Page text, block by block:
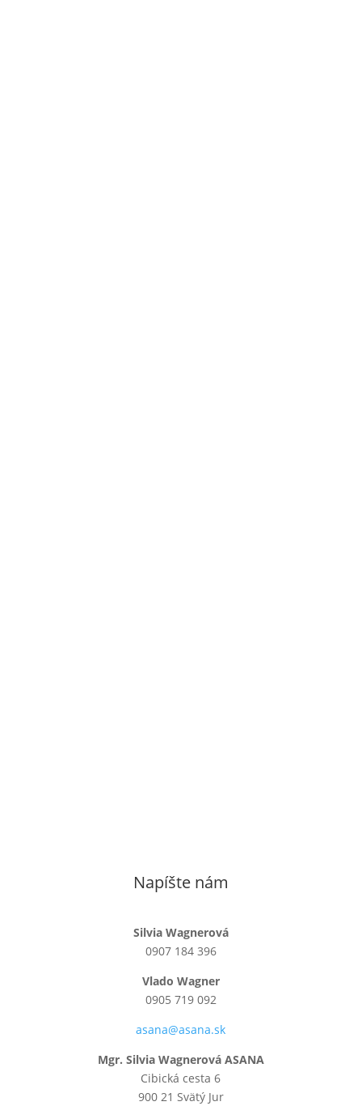
Napíšte nám
Silvia Wagnerová
0907 184 396
Vlado Wagner
0905 719 092
asana@asana.sk
Mgr. Silvia Wagnerová ASANA
Cibická cesta 6
900 21 Svätý Jur